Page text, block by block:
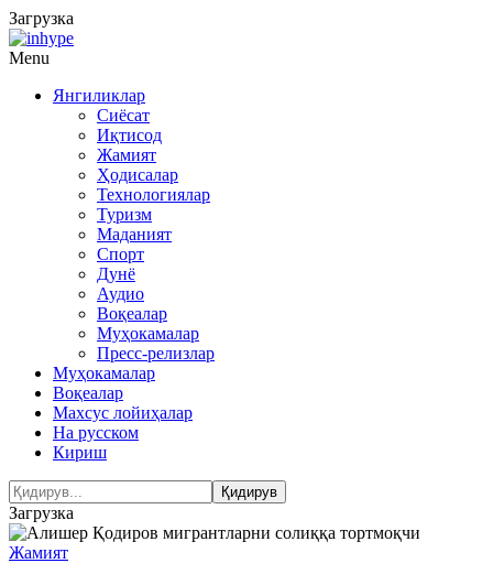
Загрузка
Menu
Янгиликлар
Сиёсат
Иқтисод
Жамият
Ҳодисалар
Технологиялар
Туризм
Маданият
Спорт
Дунё
Аудио
Воқеалар
Муҳокамалар
Пресс-релизлар
Муҳокамалар
Воқеалар
Махсус лойиҳалар
На русском
Кириш
Загрузка
Жамият